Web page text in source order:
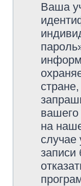
Ваша
на
случае
записи